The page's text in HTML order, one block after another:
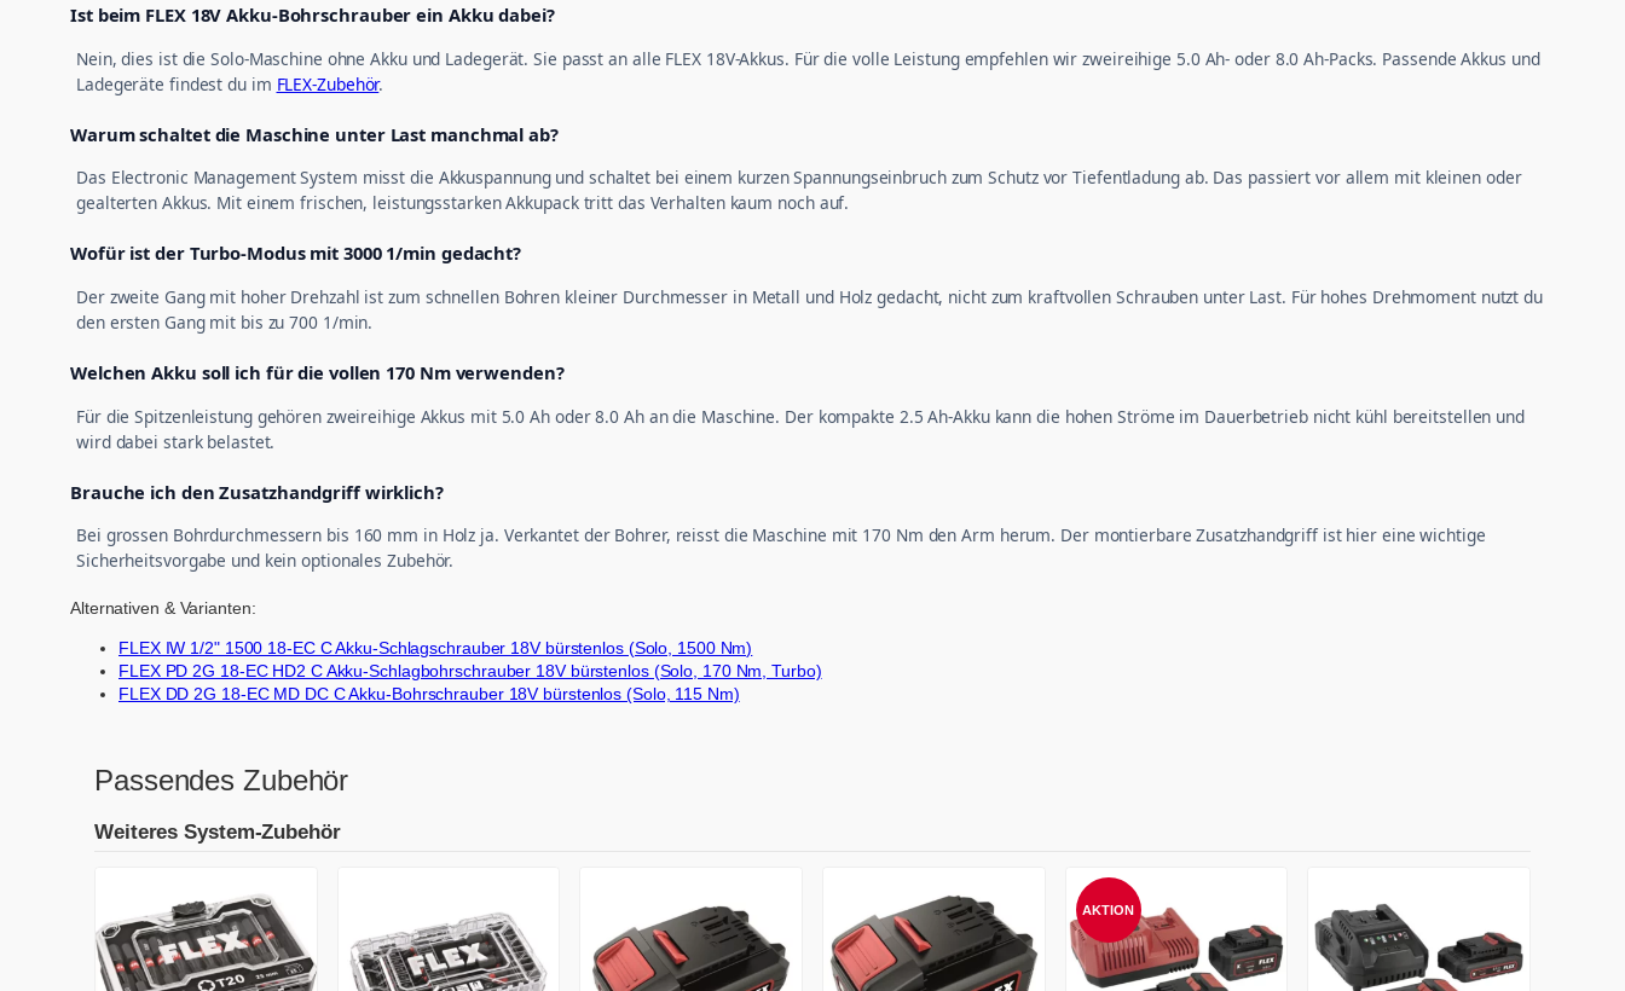
Ist beim FLEX 18V Akku-Bohrschrauber ein Akku dabei?
Nein, dies ist die Solo-Maschine ohne Akku und Ladegerät. Sie passt an alle FLEX 18V-Akkus. Für die volle Leistung empfehlen wir zweireihige 5.0 Ah- oder 8.0 Ah-Packs. Passende Akkus und
Ladegeräte findest du im FLEX-Zubehör.
Warum schaltet die Maschine unter Last manchmal ab?
Das Electronic Management System misst die Akkuspannung und schaltet bei einem kurzen Spannungseinbruch zum Schutz vor Tiefentladung ab. Das passiert vor allem mit kleinen oder
gealterten Akkus. Mit einem frischen, leistungsstarken Akkupack tritt das Verhalten kaum noch auf.
Wofür ist der Turbo-Modus mit 3000 1/min gedacht?
Der zweite Gang mit hoher Drehzahl ist zum schnellen Bohren kleiner Durchmesser in Metall und Holz gedacht, nicht zum kraftvollen Schrauben unter Last. Für hohes Drehmoment nutzt du
den ersten Gang mit bis zu 700 1/min.
Welchen Akku soll ich für die vollen 170 Nm verwenden?
Für die Spitzenleistung gehören zweireihige Akkus mit 5.0 Ah oder 8.0 Ah an die Maschine. Der kompakte 2.5 Ah-Akku kann die hohen Ströme im Dauerbetrieb nicht kühl bereitstellen und
wird dabei stark belastet.
Brauche ich den Zusatzhandgriff wirklich?
Bei grossen Bohrdurchmessern bis 160 mm in Holz ja. Verkantet der Bohrer, reisst die Maschine mit 170 Nm den Arm herum. Der montierbare Zusatzhandgriff ist hier eine wichtige
Sicherheitsvorgabe und kein optionales Zubehör.
Alternativen & Varianten:
FLEX IW 1/2" 1500 18-EC C Akku-Schlagschrauber 18V bürstenlos (Solo, 1500 Nm)
FLEX PD 2G 18-EC HD2 C Akku-Schlagbohrschrauber 18V bürstenlos (Solo, 170 Nm, Turbo)
FLEX DD 2G 18-EC MD DC C Akku-Bohrschrauber 18V bürstenlos (Solo, 115 Nm)
Passendes Zubehör
Weiteres System-Zubehör
AKTION